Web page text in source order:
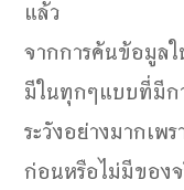
แล้ว
จากการค้นข้อมูล
มีในทุกๆแบบที่มีก
ระวังอย่างมากเพ
ก่อนหรือไม่มีของ